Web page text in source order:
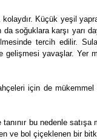
Küçük yeşil
soğuklara karşı yarı
tercih edilir.
gelişmesi yavaşlar. Yer
için de
bu nedenle satışa
ve bol çiçeklenen bir